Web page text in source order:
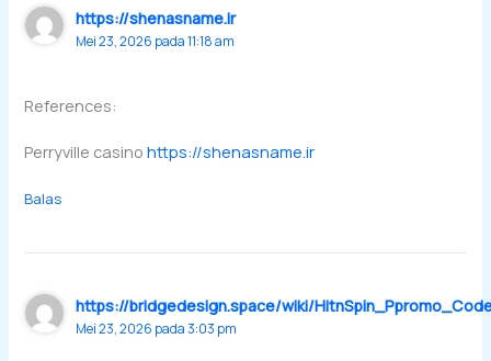
https://shenasname.ir
Mei 23, 2026 pada 11:18 am
References:
Perryville casinohttps://shenasname.ir
Balas
https://bridgedesign.space/wiki/
Mei 23, 2026 pada 3:03 pm